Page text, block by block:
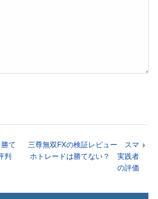
て
判
三尊無双FXの検証レビュー スマ
ホトレードは勝てない？ 実践者
の評価